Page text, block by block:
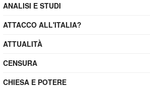
ANALISI E STUDI
ATTACCO ALL'ITALIA?
ATTUALITÀ
CENSURA
CHIESA E POTERE